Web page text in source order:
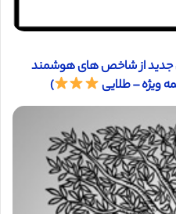
جدید از شاخص های هوشمند
)